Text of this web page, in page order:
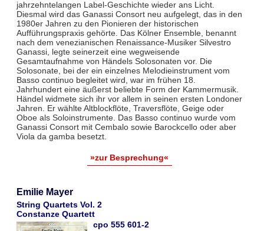
jahrzehntelangen Label-Geschichte wieder ans Licht.
Diesmal wird das Ganassi Consort neu aufgelegt, das in den
1980er Jahren zu den Pionieren der historischen
Aufführungspraxis gehörte. Das Kölner Ensemble, benannt
nach dem venezianischen Renaissance-Musiker Silvestro
Ganassi, legte seinerzeit eine wegweisende
Gesamtaufnahme von Händels Solosonaten vor. Die
Solosonate, bei der ein einzelnes Melodieinstrument vom
Basso continuo begleitet wird, war im frühen 18.
Jahrhundert eine äußerst beliebte Form der Kammermusik.
Händel widmete sich ihr vor allem in seinen ersten Londoner
Jahren. Er wählte Altblockflöte, Traversflöte, Geige oder
Oboe als Soloinstrumente. Das Basso continuo wurde vom
Ganassi Consort mit Cembalo sowie Barockcello oder aber
Viola da gamba besetzt.
»zur Besprechung«
Emilie Mayer
String Quartets Vol. 2
Constanze Quartett
cpo 555 601-2